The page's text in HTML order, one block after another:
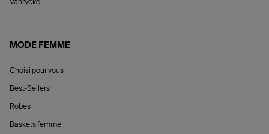
Vanrycke
MODE FEMME
Choisi pour vous
Best-Sellers
Robes
Baskets femme